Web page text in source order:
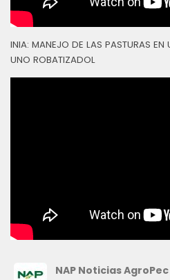
INIA: MANEJO DE LAS PASTURAS
UNO ROBATIZADOL
NAP Noticias AgroPec